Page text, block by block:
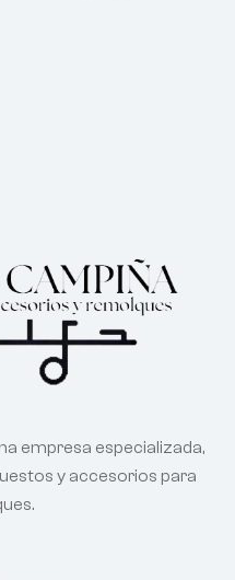
empresa especializada,
y accesorios para